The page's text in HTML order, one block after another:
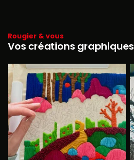
Rougier & vous
Vos créations graphiques